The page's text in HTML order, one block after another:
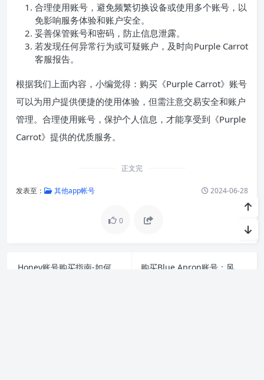
合理使用账号，避免频繁切换设备或使用多个账号，以
免影响服务体验和账户安全。
妥善保管账号和密码，防止信息泄露。
若发现任何异常行为或可疑账户，及时向Purple Carrot
客服报告。
根据我们上面内容，小编觉得：购买《Purple Carrot》账号
可以为用户提供便捷的使用体验，但需注意交易安全和账户
管理。合理使用账号，保护个人信息，才能享受到《Purple
Carrot》提供的优质服务。
正文完
发表至： 其他app帐号 2024-06-28
0